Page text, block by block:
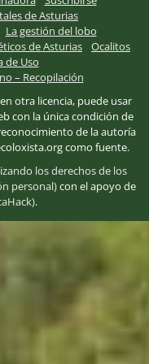
de Asturias
La gestión del lobo
de Asturias
Ocalitos
de Uso
– Recopilación
otra licencia, puede usar
con la única condición de
de la autoría
como fuente.
los derechos de los
personal)con el apoyo de
.